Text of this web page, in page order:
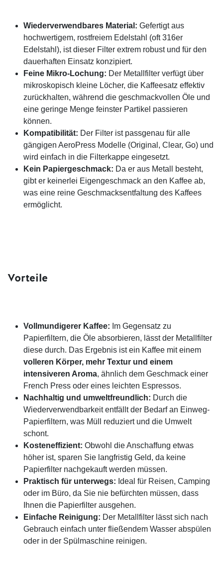
Wiederverwendbares Material: Gefertigt aus
hochwertigem, rostfreiem Edelstahl (oft 316er
Edelstahl), ist dieser Filter extrem robust und für den
dauerhaften Einsatz konzipiert.
Feine Mikro-Lochung: Der Metallfilter verfügt über
mikroskopisch kleine Löcher, die Kaffeesatz effektiv
zurückhalten, während die geschmackvollen Öle und
eine geringe Menge feinster Partikel passieren
können.
Kompatibilität: Der Filter ist passgenau für alle
gängigen AeroPress Modelle (Original, Clear, Go) und
wird einfach in die Filterkappe eingesetzt.
Kein Papiergeschmack: Da er aus Metall besteht,
gibt er keinerlei Eigengeschmack an den Kaffee ab,
was eine reine Geschmacksentfaltung des Kaffees
ermöglicht.
Vorteile
Vollmundigerer Kaffee: Im Gegensatz zu
Papierfiltern, die Öle absorbieren, lässt der Metallfilter
diese durch. Das Ergebnis ist ein Kaffee mit einem
volleren Körper, mehr Textur und einem
intensiveren Aroma, ähnlich dem Geschmack einer
French Press oder eines leichten Espressos.
Nachhaltig und umweltfreundlich: Durch die
Wiederverwendbarkeit entfällt der Bedarf an Einweg-
Papierfiltern, was Müll reduziert und die Umwelt
schont.
Kosteneffizient: Obwohl die Anschaffung etwas
höher ist, sparen Sie langfristig Geld, da keine
Papierfilter nachgekauft werden müssen.
Praktisch für unterwegs: Ideal für Reisen, Camping
oder im Büro, da Sie nie befürchten müssen, dass
Ihnen die Papierfilter ausgehen.
Einfache Reinigung: Der Metallfilter lässt sich nach
Gebrauch einfach unter fließendem Wasser abspülen
oder in der Spülmaschine reinigen.